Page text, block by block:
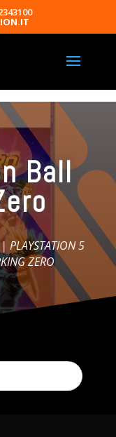
Ball
PLAYSTATION 5
ZERO